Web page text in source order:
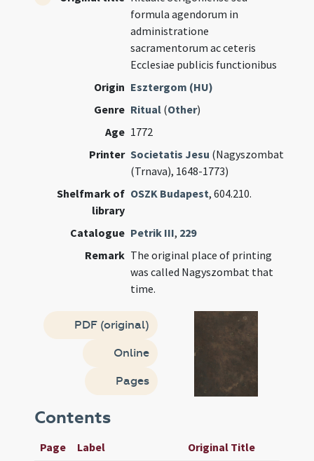
formula agendorum in
administratione
sacramentorum ac ceteris
Ecclesiae publicis functionibus
Origin Esztergom (HU)
Genre Ritual (Other)
Age 1772
Printer Societatis Jesu (Nagyszombat
(Trnava), 1648-1773)
Shelfmark of
library
OSZK Budapest, 604.210.
Catalogue Petrik III, 229
Remark The original place of printing
was called Nagyszombat that
time.
PDF (original)
Online
Pages
Contents
Page Label Original Title